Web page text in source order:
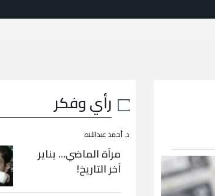
رأي وفكر
د. أحمد عبداللاه
مرآة الماضي… يناير
آخر التاريخ!